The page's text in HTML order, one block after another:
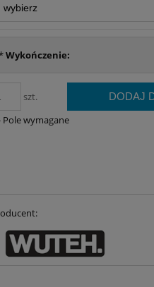
Wykończenie:
szt. DODAJ
Pole wymagane